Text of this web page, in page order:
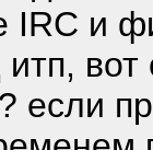
IRC и
вот
если